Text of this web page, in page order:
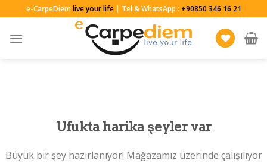
to
content
e-CarpeDiemlive your life| Tel & WhatsApp : +90850 346 16 21
Ufukta harika şeyler var
Büyük bir şey hazırlanıyor! Mağazamız üzerinde çalışılıyor